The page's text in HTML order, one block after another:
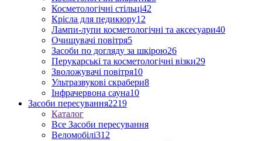
Косметологічні стільці42
Крісла для педикюру12
Лампи-лупи косметологічні та аксесуари40
Очищувачі повітря5
Засоби по догляду за шкірою26
Перукарські та косметологічні візки29
Зволожувачі повітря10
Ультразвукові скрабери8
Інфрачервона сауна10
Засоби пересування2219
Каталог
Все Засоби пересування
Веломобілі312